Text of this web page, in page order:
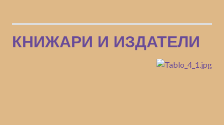
КНИЖАРИ И ИЗДАТЕЛИ